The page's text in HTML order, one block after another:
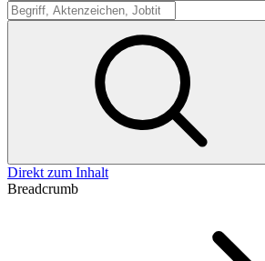
Suche
Direkt zum Inhalt
Breadcrumb